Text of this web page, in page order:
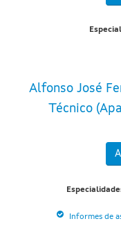
Alfonso José
Técnico
Informes de